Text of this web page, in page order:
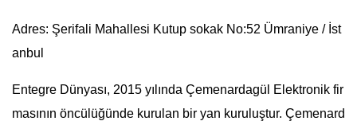
Adres: Şerifali Mahallesi Kutup sokak No:52 Ümraniye / İst
anbul
Entegre Dünyası, 2015 yılında Çemenardagül Elektronik fir
masının öncülüğünde kurulan bir yan kuruluştur. Çemenard